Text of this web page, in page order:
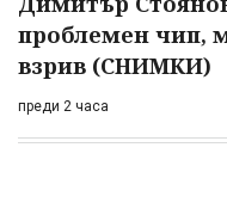
проблемен чип,
взрив (СНИМКИ)
преди 2 часа